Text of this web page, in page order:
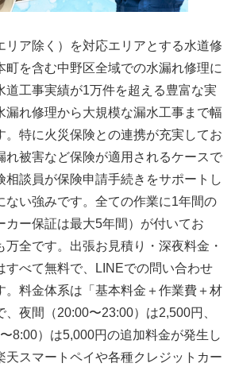
リア除く）を対応エリアとする水道修
町を含む中野区全域での水漏れ修理に
道工事実績が1万件を超える豊富な実
漏れ修理から大規模な漏水工事まで幅
。特に火災保険との連携が充実してお
れ被害など保険が適用されるケースで
相談員が保険申請手続きをサポートし
ない強みです。全ての作業に1年間の
カー保証は最大5年間）が付いてお
万全です。出張お見積り・深夜料金・
すべて無料で、LINEでの問い合わせ
。料金体系は「基本料金＋作業費＋材
夜間（20:00〜23:00）は2,500円、
8:00）は5,000円の追加料金が発生し
天スマートペイや各種クレジットカー